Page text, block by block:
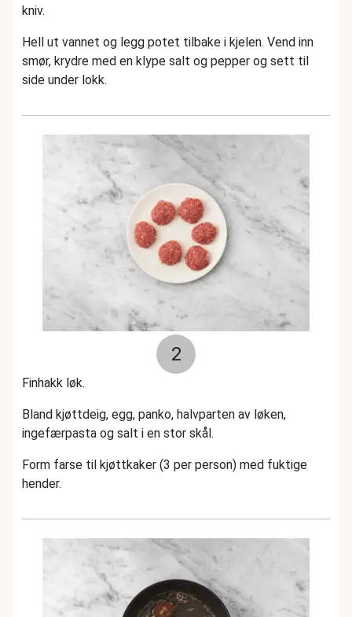
kniv.
Hell ut vannet og legg potet tilbake i kjelen. Vend inn
smør, krydre med en klype salt og pepper og sett til
side under lokk.
2
Finhakk løk.
Bland kjøttdeig, egg, panko, halvparten av løken,
ingefærpasta og salt i en stor skål.
Form farse til kjøttkaker (3 per person) med fuktige
hender.